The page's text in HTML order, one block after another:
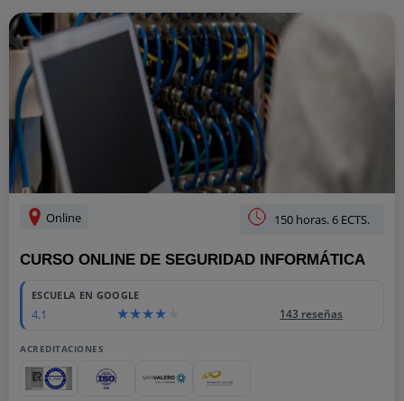
Online 150 horas. 6 ECTS.
CURSO ONLINE DE SEGURIDAD INFORMÁTICA
ESCUELA EN GOOGLE
4.1 143 reseñas
ACREDITACIONES